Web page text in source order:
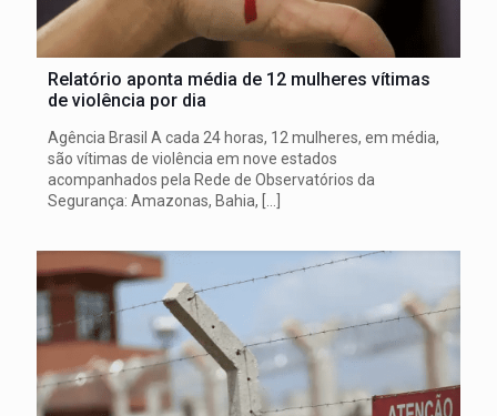
Relatório aponta média de 12 mulheres vítimas
de violência por dia
Agência Brasil A cada 24 horas, 12 mulheres, em média,
são vítimas de violência em nove estados
acompanhados pela Rede de Observatórios da
Segurança: Amazonas, Bahia, […]